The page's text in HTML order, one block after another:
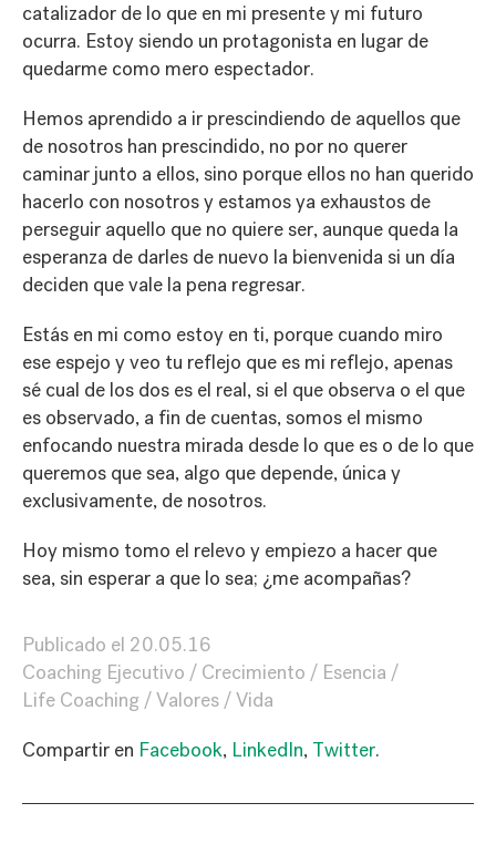
catalizador de lo que en mi presente y mi futuro
ocurra. Estoy siendo un protagonista en lugar de
quedarme como mero espectador.
Hemos aprendido a ir prescindiendo de aquellos que
de nosotros han prescindido, no por no querer
caminar junto a ellos, sino porque ellos no han querido
hacerlo con nosotros y estamos ya exhaustos de
perseguir aquello que no quiere ser, aunque queda la
esperanza de darles de nuevo la bienvenida si un día
deciden que vale la pena regresar.
Estás en mi como estoy en ti, porque cuando miro
ese espejo y veo tu reflejo que es mi reflejo, apenas
sé cual de los dos es el real, si el que observa o el que
es observado, a fin de cuentas, somos el mismo
enfocando nuestra mirada desde lo que es o de lo que
queremos que sea, algo que depende, única y
exclusivamente, de nosotros.
Hoy mismo tomo el relevo y empiezo a hacer que
sea, sin esperar a que lo sea; ¿me acompañas?
Publicado el 20.05.16
Coaching Ejecutivo
Crecimiento
Esencia
Life Coaching
Valores Vida
Compartir en Facebook, LinkedIn, Twitter.